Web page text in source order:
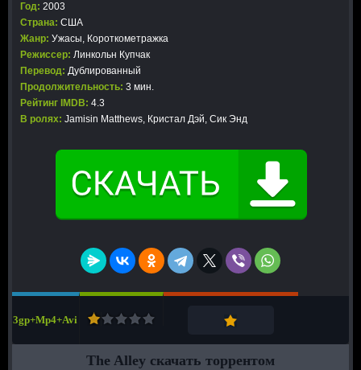
Год: 2003
Страна: США
Жанр: Ужасы, Короткометражка
Режиссер: Линкольн Купчак
Перевод: Дублированный
Продолжительность: 3 мин.
Рейтинг IMDB: 4.3
В ролях: Jamisin Matthews, Кристал Дэй, Сик Энд
3gp+Mp4+Avi
The Alley скачать торрентом